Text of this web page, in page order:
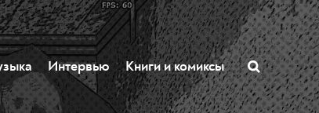
Интервью Книги и комиксы